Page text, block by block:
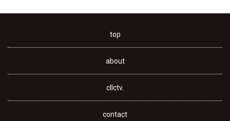
top
about
cllctv.
contact